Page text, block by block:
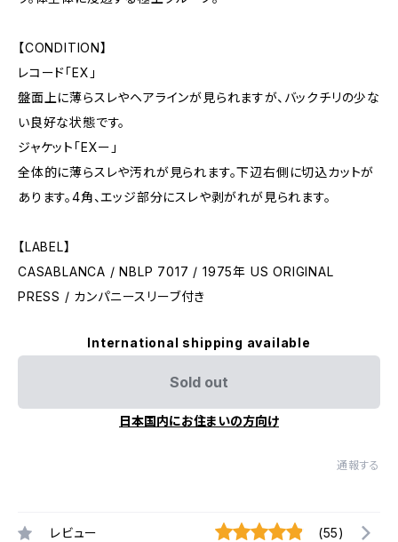
【CONDITION】
レコード「EX」
盤面上に薄らスレやヘアラインが見られますが、バックチリの少な
い良好な状態です。
ジャケット「EXー」
全体的に薄らスレや汚れが見られます。下辺右側に切込カットが
あります。4角、エッジ部分にスレや剥がれが見られます。
【LABEL】
CASABLANCA / NBLP 7017 / 1975年 US ORIGINAL
PRESS / カンパニースリーブ付き
International shipping available
Sold out
日本国内にお住まいの方向け
通報する
レビュー (55)